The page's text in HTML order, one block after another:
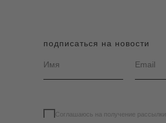
подписаться на новости
Соглашаюсь на получение рассылки